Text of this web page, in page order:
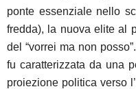
ponte essenziale nello
fredda), la nuova elite al
del “vorrei ma non
fu caratterizzata da una
proiezione politica verso